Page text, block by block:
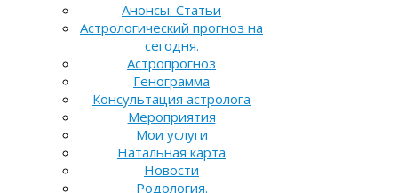
Анонсы. Статьи
Астрологический прогноз на
сегодня.
Астропрогноз
Генограмма
Консультация астролога
Мероприятия
Мои услуги
Натальная карта
Новости
Родология.